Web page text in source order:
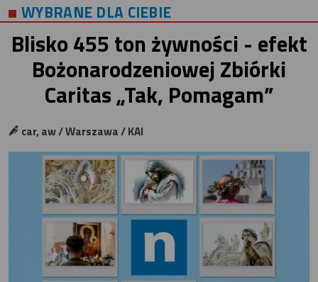
WYBRANE DLA CIEBIE
Blisko 455 ton żywności - efekt
Bożonarodzeniowej Zbiórki
Caritas „Tak, Pomagam”
car, aw / Warszawa / KAI